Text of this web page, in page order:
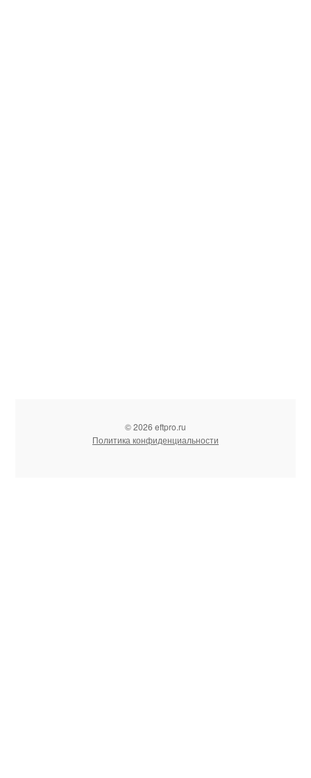
© 2026 eftpro.ru
Политика конфиденциальности